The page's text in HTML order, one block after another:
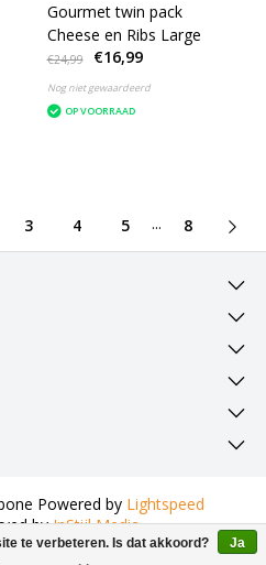
Gourmet twin pack
Cheese en Ribs Large
€24,99 €16,99
Nog niet gewaardeerd
OP VOORRAAD
3 4 5 ... 8
Powered by Lightspeed
byInStijl Media
te verbeteren. Is dat akkoord?
Ja